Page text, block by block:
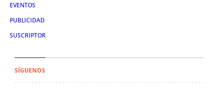
EVENTOS
PUBLICIDAD
SUSCRIPTOR
SÍGUENOS